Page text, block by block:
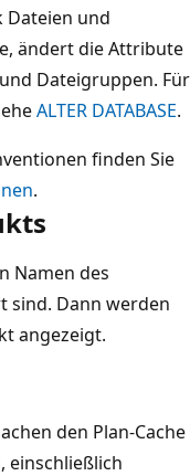
Dateien und
ändert die Attribute
Dateigruppen. Für
ALTER DATABASE.
finden Sie
.
Namen des
sind. Dann werden
angezeigt.
den Plan-Cache
einschließlich